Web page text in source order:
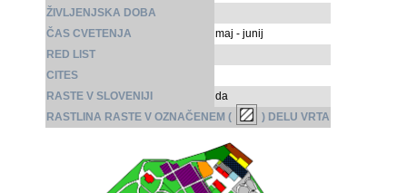
ŽIVLJENJSKA DOBA
ČAS CVETENJA
maj - junij
RED LIST
CITES
RASTE V SLOVENIJI
da
RASTLINA RASTE V OZNAČENEM (
) DELU VRTA